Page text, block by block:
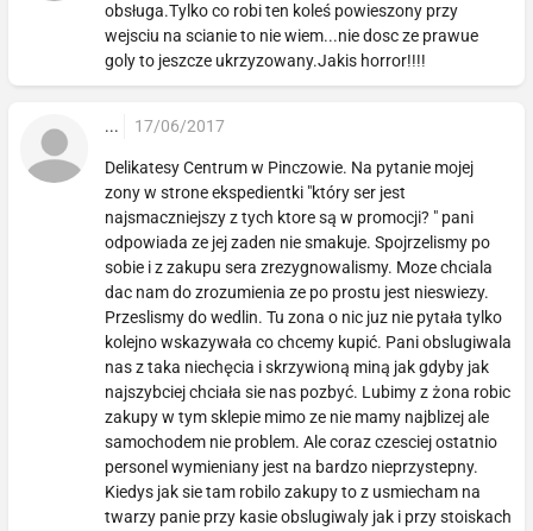
obsługa.Tylko co robi ten koleś powieszony przy
wejsciu na scianie to nie wiem...nie dosc ze prawue
goly to jeszcze ukrzyzowany.Jakis horror!!!!
... 17/06/2017
Delikatesy Centrum w Pinczowie. Na pytanie mojej
zony w strone ekspedientki "który ser jest
najsmaczniejszy z tych ktore są w promocji? " pani
odpowiada ze jej zaden nie smakuje. Spojrzelismy po
sobie i z zakupu sera zrezygnowalismy. Moze chciala
dac nam do zrozumienia ze po prostu jest nieswiezy.
Przeslismy do wedlin. Tu zona o nic juz nie pytała tylko
kolejno wskazywała co chcemy kupić. Pani obslugiwala
nas z taka niechęcia i skrzywioną miną jak gdyby jak
najszybciej chciała sie nas pozbyć. Lubimy z żona robic
zakupy w tym sklepie mimo ze nie mamy najblizej ale
samochodem nie problem. Ale coraz czesciej ostatnio
personel wymieniany jest na bardzo nieprzystepny.
Kiedys jak sie tam robilo zakupy to z usmiecham na
twarzy panie przy kasie obslugiwaly jak i przy stoiskach